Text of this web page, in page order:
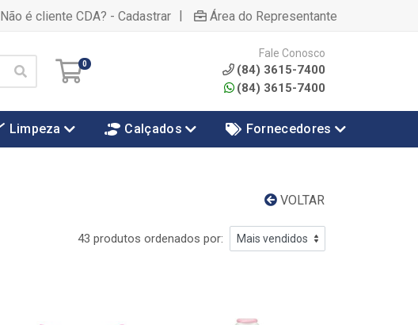
Não é cliente CDA? - Cadastrar | Área do Representante
0
Fale Conosco
(84) 3615-7400
(84) 3615-7400
Limpeza Calçados Fornecedores
VOLTAR
43 produtos ordenados por: